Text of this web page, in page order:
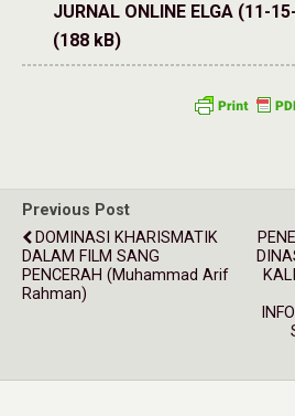
JURNAL ONLINE ELGA (11-
(188 kB)
Previous Post
DOMINASI KHARISMATIK
DALAM FILM SANG
PENCERAH (Muhammad Arif
Rahman)